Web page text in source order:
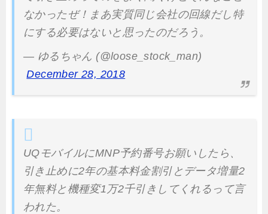
なかったぜ！まあ実質同じ会社の回線だし特
にする必要はないと思ったのだろう。
— ゆるちゃん (@loose_stock_man)
December 28, 2018
UQモバイルにMNP予約番号お願いしたら、
引き止めに2年の基本料金割引とデータ増量2
年無料と機種変1万2千引きしてくれるって言
われた。